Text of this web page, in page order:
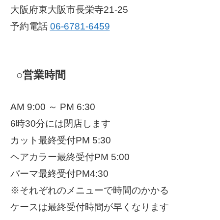
大阪府東大阪市長栄寺21-25
予約電話 06-6781-6459
○営業時間
AM 9:00 ～ PM 6:30
6時30分には閉店します
カット最終受付PM 5:30
ヘアカラー最終受付PM 5:00
パーマ最終受付PM4:30
※それぞれのメニューで時間のかかる
ケースは最終受付時間が早くなります